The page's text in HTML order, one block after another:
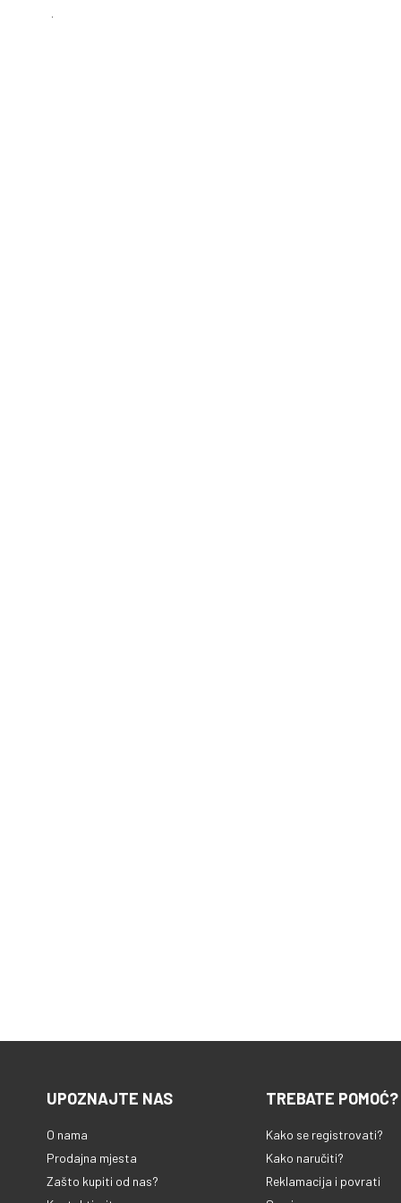
.
UPOZNAJTE NAS
O nama
Prodajna mjesta
Zašto kupiti od nas?
TREBATE POMOĆ?
Kako se registrovati?
Kako naručiti?
Reklamacija i povrati